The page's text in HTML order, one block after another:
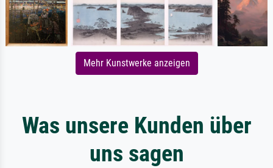
Mehr Kunstwerke anzeigen
Was unsere Kunden über
uns sagen